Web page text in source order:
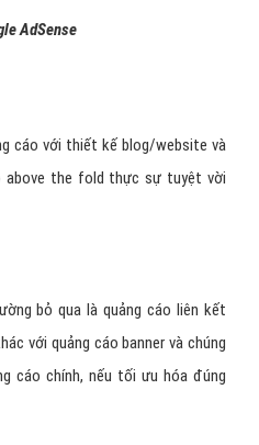
AdSense
cáo với thiết kế blog/website và
above the fold thực sự tuyệt vời
bỏ qua là quảng cáo liên kết
với quảng cáo banner và chúng
cáo chính, nếu tối ưu hóa đúng